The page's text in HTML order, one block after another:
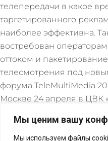
Мы ценим вашу
Мы используем файлы
телепередачи в какое
таргетированного
наиболее эффективна.
востребован
оттоком и
телесмотрения под
форума TeleMultiMedia
Москве 24 апреля в ЦВК